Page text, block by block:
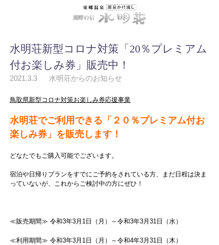
水明荘新型コロナ対策「20％プレミアム
付お楽しみ券」販売中！
2021.3.3 水明荘からのお知らせ
鳥取県新型コロナ対策お楽しみ券応援事業
水明荘でご利用できる「２０％プレミアム付お
楽しみ券」を販売します！
どなたでもご購入可能でございます。
宿泊や日帰りプランをすでにご予約をされている方、まだ日程は決ま
っていないが、これからご検討中の方にぜひ！
≪販売期間≫ 令和3年3月1日（月）～令和3年3月31日（水）
≪利用期間≫ 令和3年3月1日（月）～令和4年3月31日（木）